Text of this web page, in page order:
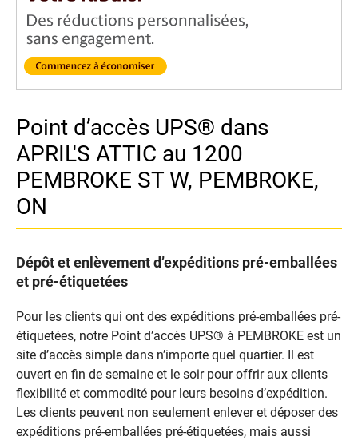
Point d’accès UPS® dans
APRIL'S ATTIC au 1200
PEMBROKE ST W, PEMBROKE,
ON
Dépôt et enlèvement d’expéditions pré-emballées
et pré-étiquetées
Pour les clients qui ont des expéditions pré-emballées pré-
étiquetées, notre Point d’accès UPS® à PEMBROKE est un
site d’accès simple dans n’importe quel quartier. Il est
ouvert en fin de semaine et le soir pour offrir aux clients
flexibilité et commodité pour leurs besoins d’expédition.
Les clients peuvent non seulement enlever et déposer des
expéditions pré-emballées pré-étiquetées, mais aussi